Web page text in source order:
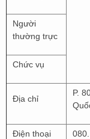
Người
thường trực
Chức vụ
Địa chỉ
P.
Điện thoại